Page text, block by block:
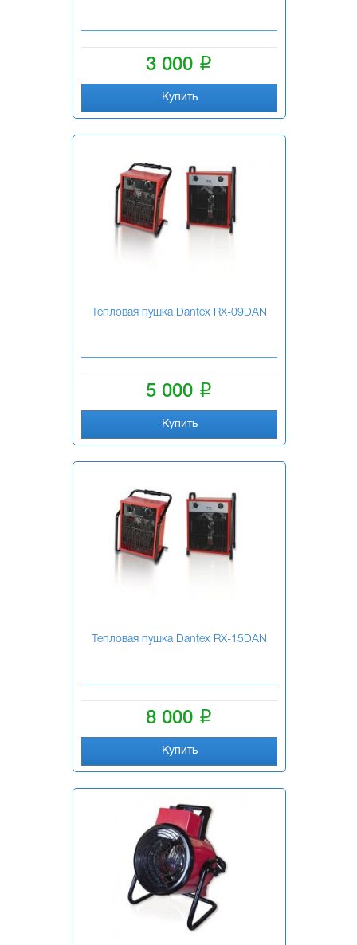
3 000 i
Купить
Тепловая пушка Dantex RХ-09DAN
5 000 i
Купить
Тепловая пушка Dantex RX-15DAN
8 000 i
Купить